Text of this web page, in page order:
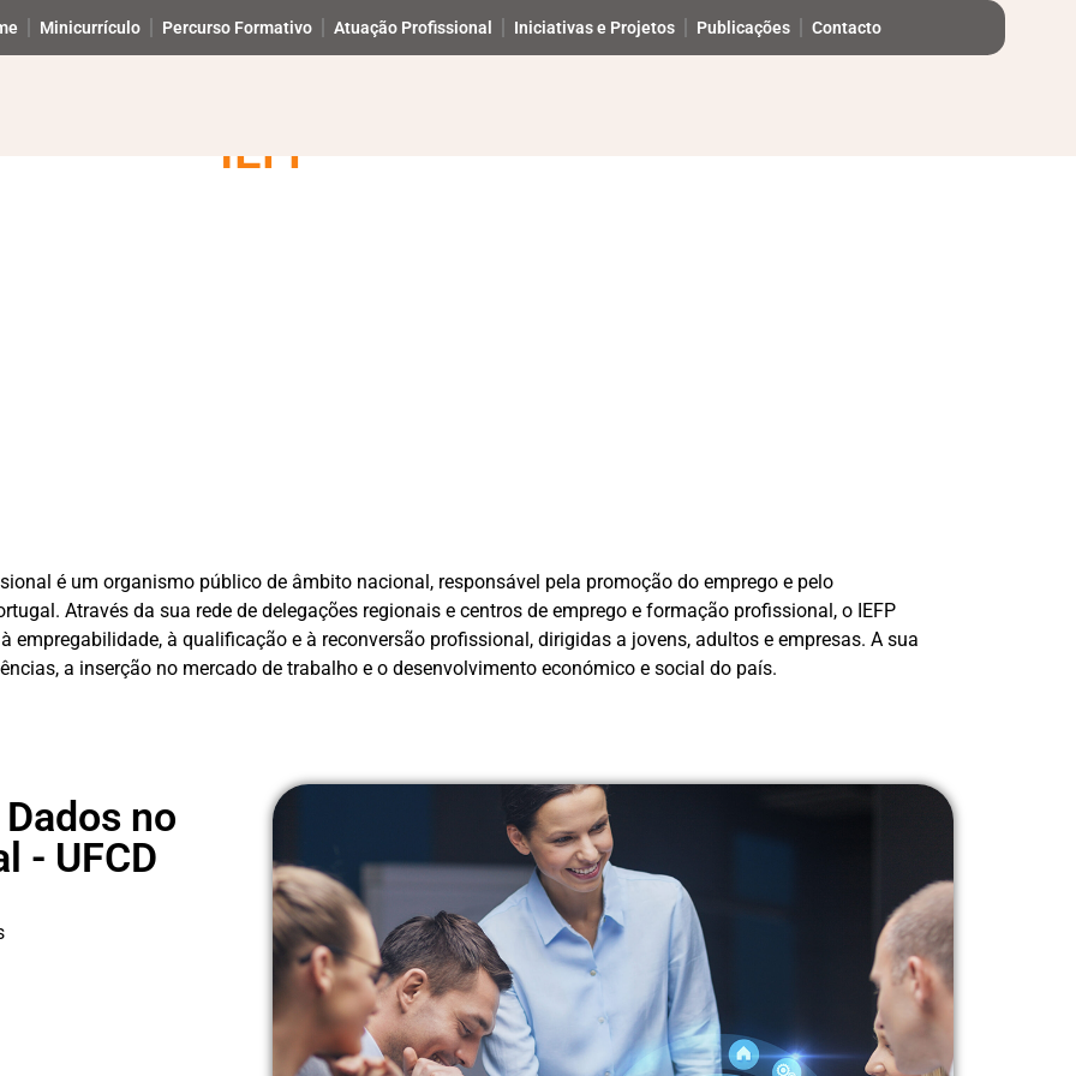
Minicurrículo Percurso Formativo Atuação Profissional Iniciativas e Projetos Publicações Contacto
IEFP
é um organismo público de âmbito nacional, responsável pela promoção do emprego e pelo
Através da sua rede de delegações regionais e centros de emprego e formação profissional, o IEFP
empregabilidade, à qualificação e à reconversão profissional, dirigidas a jovens, adultos e empresas. A sua
a inserção no mercado de trabalho e o desenvolvimento económico e social do país.
no
- UFCD